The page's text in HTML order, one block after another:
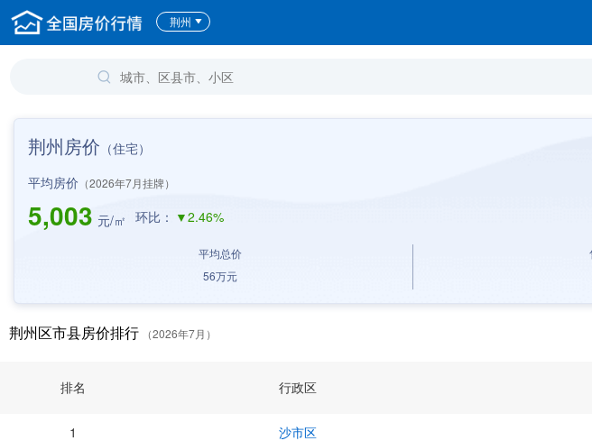
荆州
荆州房价 （住宅）
平均房价 （2026年7月挂牌）
5,003 元/㎡ 环比： ▼2.46%
平均总价
56万元
荆州区市县房价排行 （2026年7月）
排名 行政区
1 沙市区